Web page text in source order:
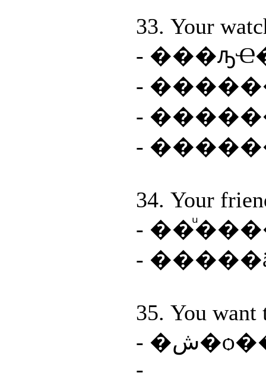
33. Your
-
-
-
-
34. Your
-
-
35. You want
-